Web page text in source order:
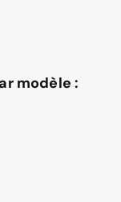
modèle :